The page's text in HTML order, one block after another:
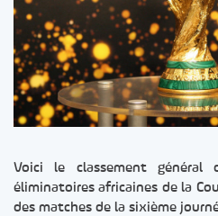
Voici le classement
éliminatoires africaines de la
des matches de la sixième